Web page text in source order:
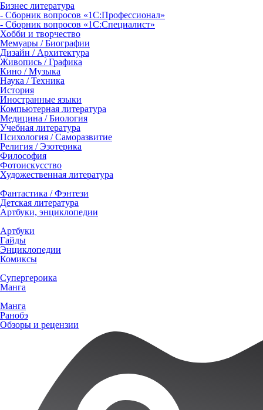
Бизнес литература
- Сборник вопросов «1С:Профессионал»
- Сборник вопросов «1С:Специалист»
Хобби и творчество
Мемуары / Биографии
Дизайн / Архитектура
Живопись / Графика
Кино / Музыка
Наука / Техника
История
Иностранные языки
Компьютерная литература
Медицина / Биология
Учебная литература
Психология / Саморазвитие
Религия / Эзотерика
Философия
Фотоискусство
Художественная литература
Фантастика / Фэнтези
Детская литература
Артбуки, энциклопедии
Артбуки
Гайды
Энциклопедии
Комиксы
Супергероика
Манга
Манга
Ранобэ
Обзоры и рецензии